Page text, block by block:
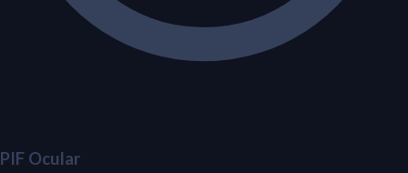
PIF Ocular